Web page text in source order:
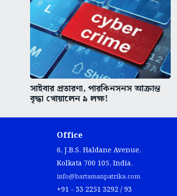
সাইবার প্রতারণা, পারকিনসনস আক্রান্ত
বৃদ্ধা খোয়ালেন ৯ লক্ষ!
Office
6, J.B.S. Haldane Avenue,
Kolkata 700 105, India.
info@bartamanpatrika.com
+91 - 33 2251 3292 / 93